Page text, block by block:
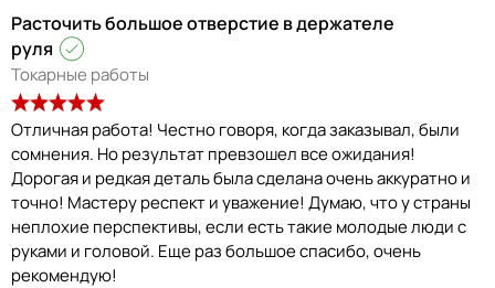
Расточить большое отверстие в держателе
руля
Токарные работы
Отличная работа! Честно говоря, когда заказывал, были
сомнения. Но результат превзошел все ожидания!
Дорогая и редкая деталь была сделана очень аккуратно и
точно! Мастеру респект и уважение! Думаю, что у страны
неплохие перспективы, если есть такие молодые люди с
руками и головой. Еще раз большое спасибо, очень
рекомендую!